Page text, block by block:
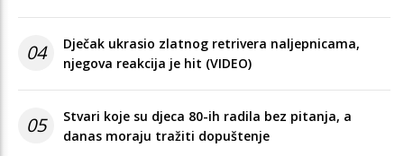
04
Dječak ukrasio zlatnog retrivera naljepnicama,
njegova reakcija je hit (VIDEO)
05
Stvari koje su djeca 80-ih radila bez pitanja, a
danas moraju tražiti dopuštenje